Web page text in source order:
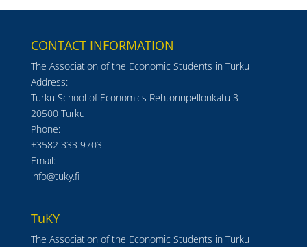
CONTACT INFORMATION
The Association of the Economic Students in Turku
Address:
Turku School of Economics Rehtorinpellonkatu 3
20500 Turku
Phone:
+3582 333 9703
Email:
info@tuky.fi
TuKY
The Association of the Economic Students in Turku